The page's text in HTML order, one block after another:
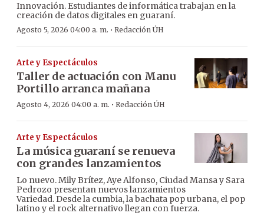
Innovación. Estudiantes de informática trabajan en la
creación de datos digitales en guaraní.
Agosto 5, 2026 04:00 a. m. · Redacción ÚH
Arte y Espectáculos
Taller de actuación con Manu
Portillo arranca mañana
Agosto 4, 2026 04:00 a. m. · Redacción ÚH
Arte y Espectáculos
La música guaraní se renueva
con grandes lanzamientos
Lo nuevo. Mily Brítez, Aye Alfonso, Ciudad Mansa y Sara
Pedrozo presentan nuevos lanzamientos
Variedad. Desde la cumbia, la bachata pop urbana, el pop
latino y el rock alternativo llegan con fuerza.